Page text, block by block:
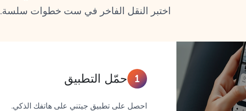
اختبر النقل الفاخر في ست خطوات سلسة.
1 حمّل التطبيق
احصل على تطبيق جيتني على هاتفك الذكي.